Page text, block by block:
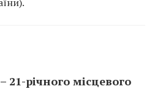
21-річного місцевого